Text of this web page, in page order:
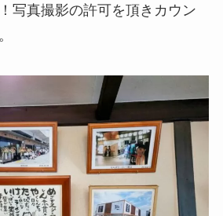
写真撮影の許可を頂きカウン